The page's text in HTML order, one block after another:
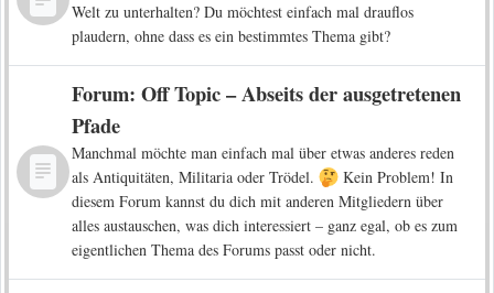
Welt zu unterhalten? Du möchtest einfach mal drauflos
plaudern, ohne dass es ein bestimmtes Thema gibt?
Forum: Off Topic – Abseits der ausgetretenen
Pfade
Manchmal möchte man einfach mal über etwas anderes reden
als Antiquitäten, Militaria oder Trödel.
Kein Problem! In
diesem Forum kannst du dich mit anderen Mitgliedern über
alles austauschen, was dich interessiert – ganz egal, ob es zum
eigentlichen Thema des Forums passt oder nicht.